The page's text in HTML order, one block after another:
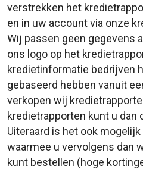
verstrekken het
en in uw account via onze
Wij passen geen gegevens
ons logo op het
kredietinformatie bedrijven
gebaseerd hebben vanuit
verkopen wij
kredietrapporten kunt u dan
Uiteraard is het ook
waarmee u vervolgens dan
kunt bestellen (hoge